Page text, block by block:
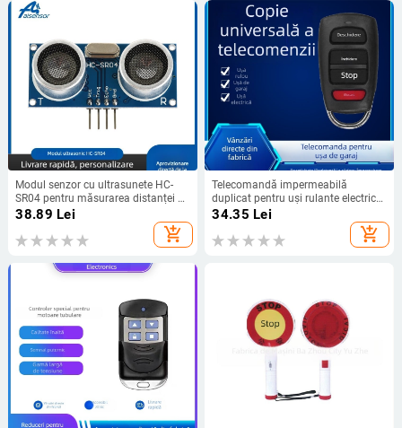
Modul senzor cu ultrasunete HC-
SR04 pentru măsurarea distanței și
evitarea obstacolelor
38.89 Lei
add_shopping_cart
Telecomandă impermeabilă
duplicat pentru uși rulante electrice
și barieră de garaj
34.35 Lei
add_shopping_cart